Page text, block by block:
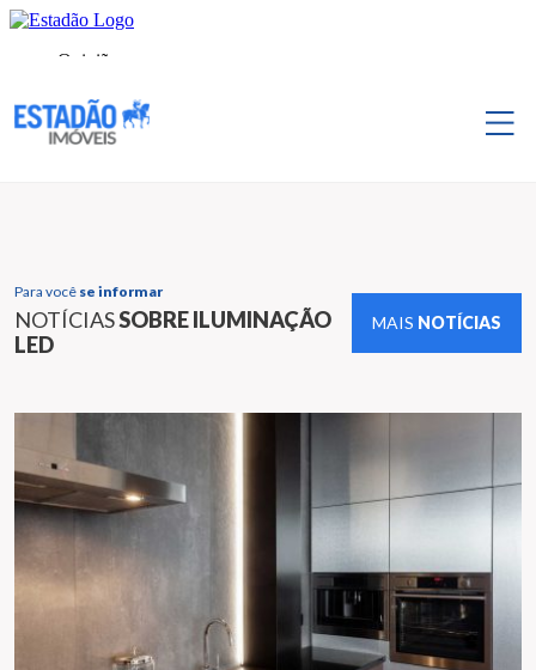
Para você se informar
NOTÍCIASSOBRE ILUMINAÇÃO
LED
MAIS NOTÍCIAS